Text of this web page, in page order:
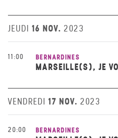
JEUDI 16 NOV. 2023
11:00 BERNARDINES
MARSEILLE(S), JE
VENDREDI 17 NOV. 2023
20:00 BERNARDINES